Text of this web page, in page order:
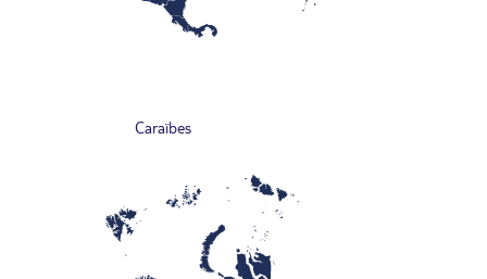
Caraïbes